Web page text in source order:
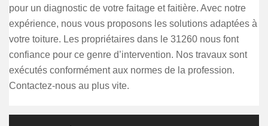
pour un diagnostic de votre faitage et faitière. Avec notre
expérience, nous vous proposons les solutions adaptées à
votre toiture. Les propriétaires dans le 31260 nous font
confiance pour ce genre d’intervention. Nos travaux sont
exécutés conformément aux normes de la profession.
Contactez-nous au plus vite.